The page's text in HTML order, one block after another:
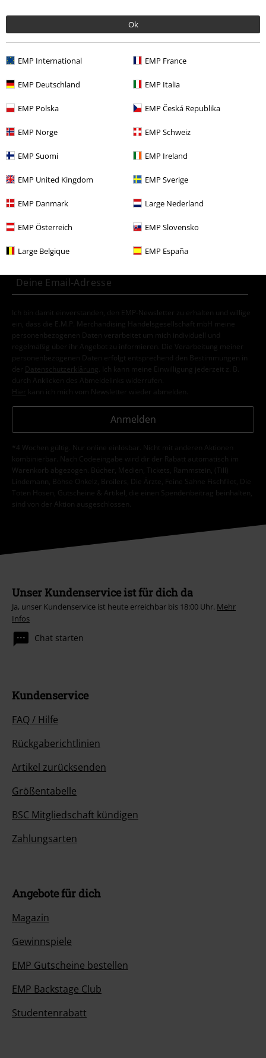
Ok
EMP International EMP France
EMP Deutschland EMP Italia
EMP Polska EMP Česká Republika
EMP Norge EMP Schweiz
EMP Suomi EMP Ireland
EMP United Kingdom EMP Sverige
EMP Danmark Large Nederland
EMP Österreich EMP Slovensko
Large Belgique EMP España
Kommentieren
Kommentar jetzt abschicken!
E-Mail Newsletter
jetzt anmeldest!
Ich bin damit einverstanden, den EMP-Newsletter zu erhalten und willige
ein, dass die E.M.P. Merchandising Handelsgesellschaft mbH meine
personenbezogenen Daten verarbeitet um mich individuell und
regelmäßig über ihr Angebot zu informieren. Die Verarbeitung meiner
personenbezogenen Daten erfolgt entsprechend den Bestimmungen in
der
Datenschutzerklärung
. Ich kann meine Einwilligung jederzeit z. B.
durch Anklicken des Abmeldelinks widerrufen.
Hier kann ich mich vom Newsletter wieder abmelden.
Anmelden
*4 Wochen gültig. Nur online einlösbar. Nicht mit anderen Aktionen
kombinierbar. Nach Codeeingabe wird dir der Rabatt automatisch im
Warenkorb abgezogen. Bücher, Medien, Tickets, Rammstein, (Till)
Lindemann, Böhse Onkelz, Broilers, Die Ärzte, Feine Sahne Fischfilet, Die
Toten Hosen, Gutscheine & Artikel, die einen Spendenbeitrag beinhalten,
sind von der Aktion ausgeschlossen.
Unser Kundenservice ist für dich da
Ja, unser Kundenservice ist heute erreichbar bis 18:00 Uhr. Mehr
Infos
Chat starten
Kundenservice
FAQ / Hilfe
Rückgaberichtlinien
Artikel zurücksenden
Größentabelle
BSC Mitgliedschaft kündigen
Zahlungsarten
Angebote für dich
Magazin
Gewinnspiele
EMP Gutscheine bestellen
EMP Backstage Club
Studentenrabatt